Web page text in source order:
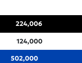
224,006
124,000
502,000